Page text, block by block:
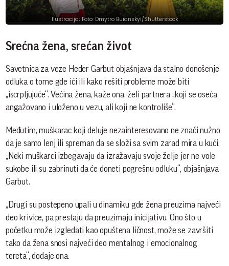
Ilustracija; Foto: Dmytro Buianskyi/Shutterstock
Srećna žena, srećan život
Savetnica za veze Heder Garbut objašnjava da stalno donošenje
odluka o tome gde ići ili kako rešiti probleme može biti
„iscrpljujuće“. Većina žena, kaže ona, želi partnera „koji se oseća
angažovano i uloženo u vezu, ali koji ne kontroliše“.
Međutim, muškarac koji deluje nezainteresovano ne znači nužno
da je samo lenj ili spreman da se složi sa svim zarad mira u kući.
„Neki muškarci izbegavaju da izražavaju svoje želje jer ne vole
sukobe ili su zabrinuti da će doneti pogrešnu odluku“, objašnjava
Garbut.
„Drugi su postepeno upali u dinamiku gde žena preuzima najveći
deo krivice, pa prestaju da preuzimaju inicijativu. Ono što u
početku može izgledati kao opuštena ličnost, može se završiti
tako da žena snosi najveći deo mentalnog i emocionalnog
tereta“, dodaje ona.